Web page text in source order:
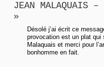
JEAN MALAQUAIS –
»
Désolé j’ai écrit ce
provocation est un plat
Malaquais et merci pour
bonhomme en fait.